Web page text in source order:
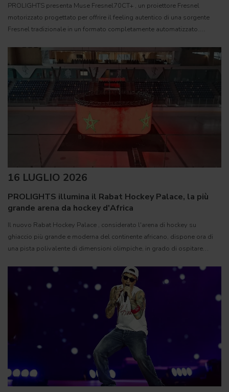
PROLIGHTS presenta Muse Fresnel70CT+ , un proiettore Fresnel
motorizzato progettato per offrire il feeling autentico di una sorgente
Fresnel tradizionale in un formato completamente automatizzato.
16 LUGLIO 2026
PROLIGHTS illumina il Rabat Hockey Palace, la più
grande arena da hockey d'Africa
Il nuovo Rabat Hockey Palace , considerato l'arena di hockey su
ghiaccio più grande e moderna del continente africano, dispone ora di
una pista polivalente di dimensioni olimpiche, in grado di ospitare